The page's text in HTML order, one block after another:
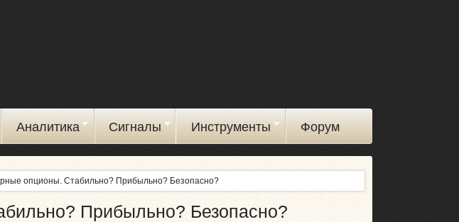
Аналитика Сигналы Инструменты Форум
опционы. Стабильно? Прибыльно? Безопасно?
Прибыльно? Безопасно?